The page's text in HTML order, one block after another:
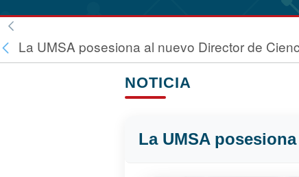
La UMSA posesiona al nuevo Director de
NOTICIA
La UMSA